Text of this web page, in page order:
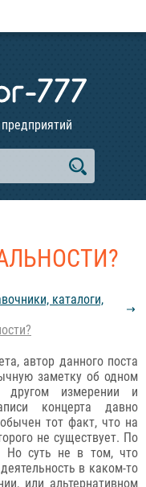
каталоги,
автор данного поста
заметку об одном
другом измерении и
концерта давно
тот факт, что на
не существует. По
Но суть не в том, что
в каком-то
или альтернативном